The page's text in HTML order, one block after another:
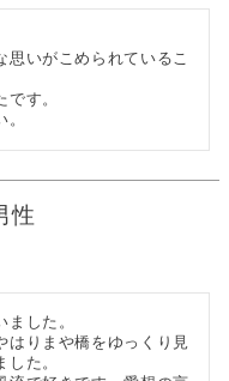
いがこめられているこ
す。
性
した。
はりまや橋をゆっくり見
た。